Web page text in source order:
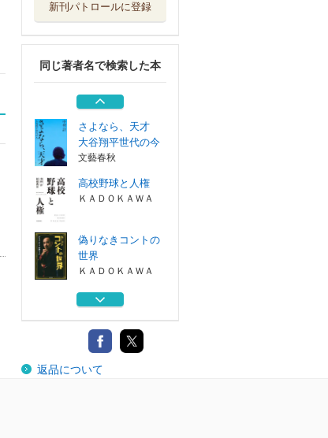
新刊パトロールに登録
同じ著者名で検索した本
笑い神 Ｍ－１、
文藝春秋
甲子園が割れた日
松井秀喜５連...
集英社
さよなら、天才
大谷翔平世代の今
文藝春秋
高校野球と人権
ＫＡＤＯＫＡＷＡ
偽りなきコントの
世界
ＫＡＤＯＫＡＷＡ
笑い神 Ｍ－１、
文藝春秋
甲子園が割れた日
松井秀喜５連...
返品について